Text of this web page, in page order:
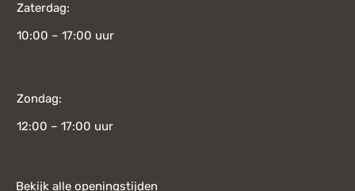
Zaterdag:
10:00 – 17:00 uur
Zondag:
12:00 – 17:00 uur
Bekijk alle openingstijden